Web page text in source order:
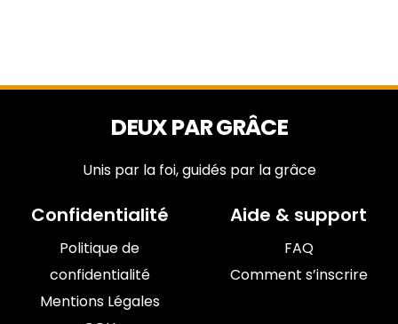
DEUX PAR GRÂCE
Unis par la foi, guidés par la grâce
Confidentialité
Politique de
confidentialité
Mentions Légales
Aide & support
FAQ
Comment s’inscrire